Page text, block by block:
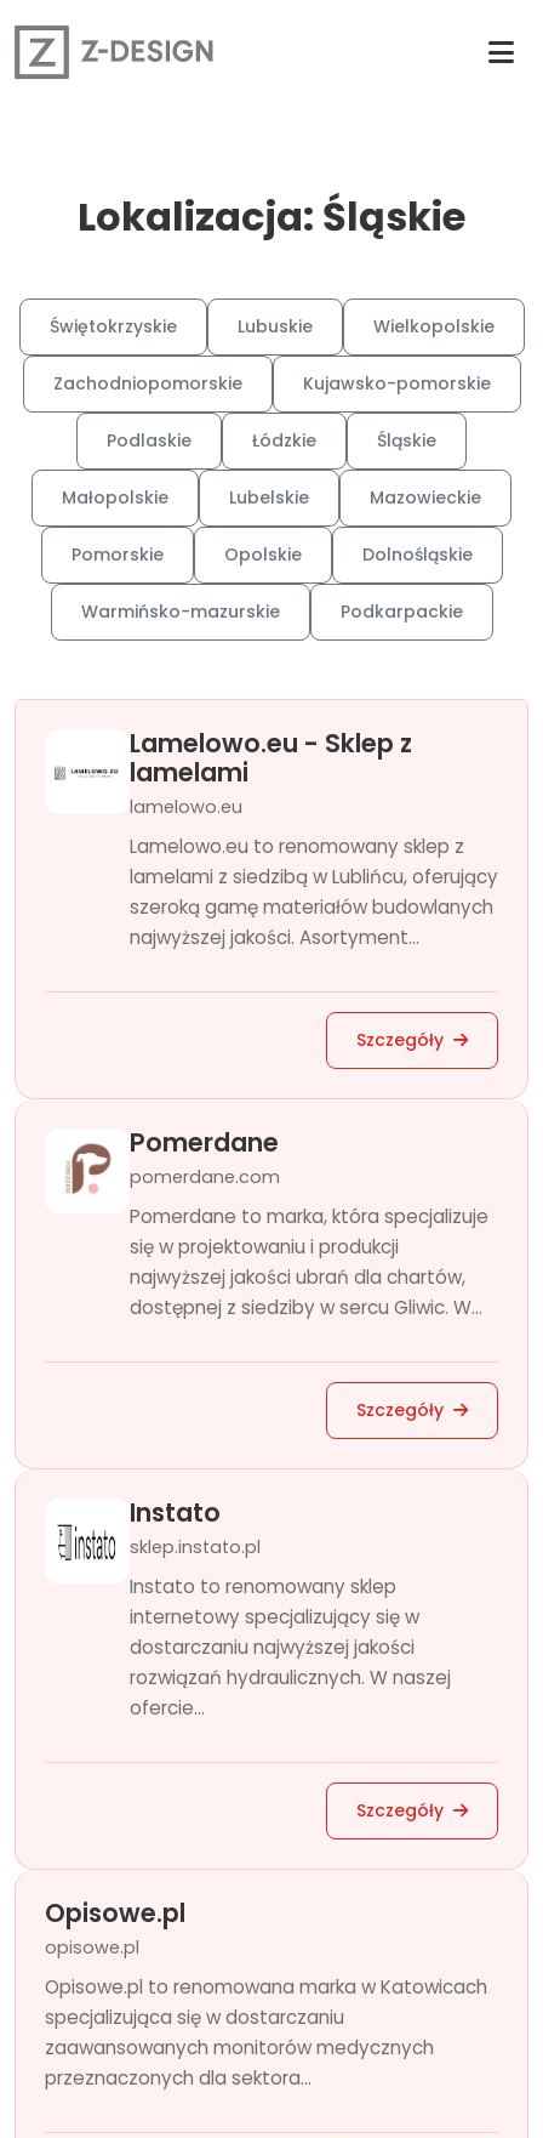
Lokalizacja: Śląskie
Świętokrzyskie Lubuskie Wielkopolskie
Zachodniopomorskie Kujawsko-pomorskie
Podlaskie Łódzkie Śląskie
Małopolskie Lubelskie Mazowieckie
Pomorskie Opolskie Dolnośląskie
Warmińsko-mazurskie Podkarpackie
Lamelowo.eu - Sklep z
lamelami
lamelowo.eu
Lamelowo.eu to renomowany sklep z
lamelami z siedzibą w Lublińcu, oferujący
szeroką gamę materiałów budowlanych
najwyższej jakości. Asortyment...
Szczegóły
Pomerdane
pomerdane.com
Pomerdane to marka, która specjalizuje
się w projektowaniu i produkcji
najwyższej jakości ubrań dla chartów,
dostępnej z siedziby w sercu Gliwic. W...
Szczegóły
Instato
sklep.instato.pl
Instato to renomowany sklep
internetowy specjalizujący się w
dostarczaniu najwyższej jakości
rozwiązań hydraulicznych. W naszej
ofercie...
Szczegóły
Opisowe.pl
opisowe.pl
Opisowe.pl to renomowana marka w Katowicach
specjalizująca się w dostarczaniu
zaawansowanych monitorów medycznych
przeznaczonych dla sektora...